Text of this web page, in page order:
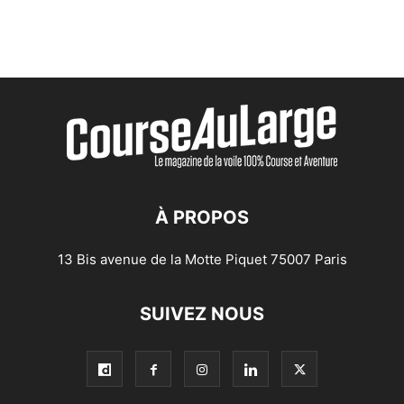
À PROPOS
13 Bis avenue de la Motte Piquet 75007 Paris
SUIVEZ NOUS